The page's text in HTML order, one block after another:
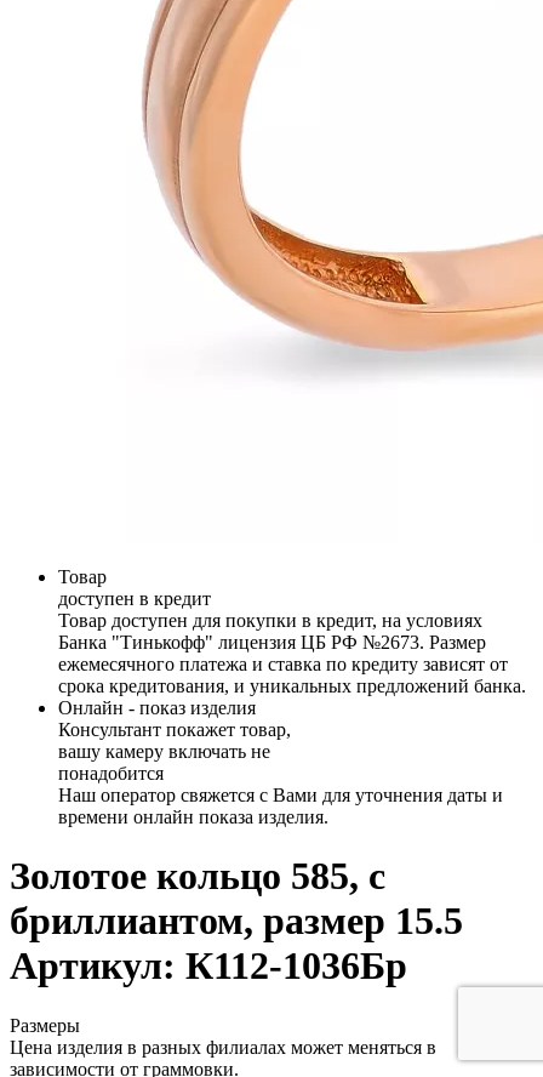
Товар
доступен в кредит
Товар доступен для покупки в кредит, на условиях
Банка "Тинькофф" лицензия ЦБ РФ №2673. Размер
ежемесячного платежа и ставка по кредиту зависят от
срока кредитования, и уникальных предложений банка.
Онлайн - показ изделия
Консультант покажет товар,
вашу камеру включать не
понадобится
Наш оператор свяжется с Вами для уточнения даты и
времени онлайн показа изделия.
Золотое кольцо 585, с
бриллиантом, размер 15.5
Артикул: К112-1036Бр
Размеры
Цена изделия в разных филиалах может меняться в
зависимости от граммовки.